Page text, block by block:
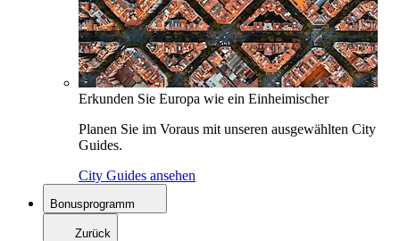
Erkunden Sie Europa wie ein Einheimischer
Planen Sie im Voraus mit unseren ausgewählten City
Guides.
City Guides ansehen
Bonusprogramm
Zurück